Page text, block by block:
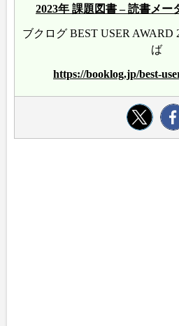
2023年 課題図書 – 読書メー
ブクログ BEST USER AWARD
ば
https://booklog.jp/best-